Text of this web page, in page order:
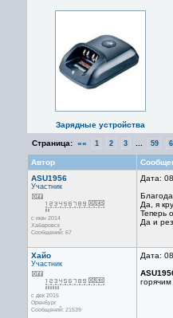
Зарядные устройства
Страница: «« 1 2 3 59
Автор
ASU1956
Участник
с июн 2014
Хабаровск
Сообщений: 67
Дата:
Да, я
Теперь
Да и
Хайо
Участник
с дек 2015
Оренбург
Сообщений: 21539
Дата: